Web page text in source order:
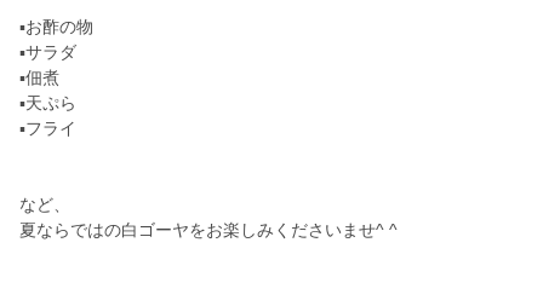
▪️お酢の物
▪️サラダ
▪️佃煮
▪️天ぷら
▪️フライ
など、
夏ならではの白ゴーヤをお楽しみくださいませ^ ^